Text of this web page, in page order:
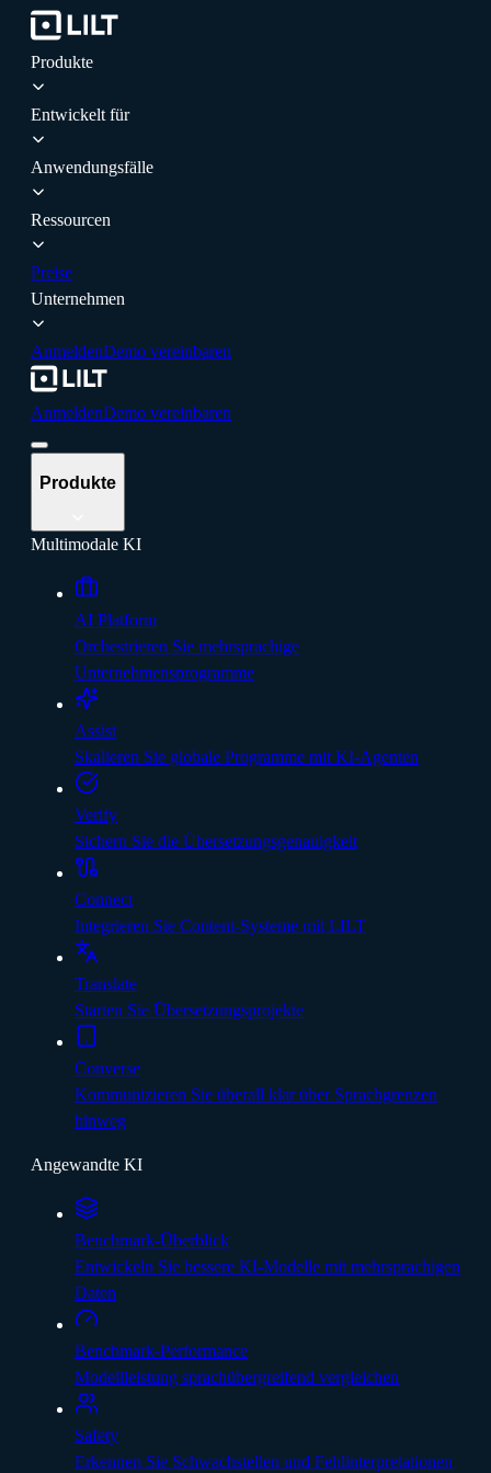
Produkte
Entwickelt für
Anwendungsfälle
Ressourcen
Preise
Unternehmen
AnmeldenDemo vereinbaren
AnmeldenDemo vereinbaren
Produkte
Multimodale KI
AI Platform
Orchestrieren Sie mehrsprachige
Unternehmensprogramme
Assist
Skalieren Sie globale Programme mit KI-Agenten
Verify
Sichern Sie die Übersetzungsgenauigkeit
Connect
Integrieren Sie Content-Systeme mit LILT
Translate
Starten Sie Übersetzungsprojekte
Converse
Kommunizieren Sie überall klar über Sprachgrenzen
hinweg
Angewandte KI
Benchmark-Überblick
Entwickeln Sie bessere KI-Modelle mit mehrsprachigen
Daten
Benchmark-Performance
Modellleistung sprachübergreifend vergleichen
Safety
Erkennen Sie Schwachstellen und Fehlinterpretationen